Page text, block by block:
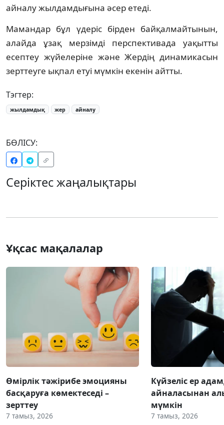
айналу жылдамдығына әсер етеді.
Мамандар бұл үдеріс бірден байқалмайтынын,
алайда ұзақ мерзімді перспективада уақытты
есептеу жүйелеріне және Жердің динамикасын
зерттеуге ықпал етуі мүмкін екенін айтты.
Тэгтер:
жылдамдық жер айналу
БӨЛІСУ:
Серіктес жаңалықтары
Ұқсас мақалалар
Өмірлік тәжірибе эмоцияны
басқаруға көмектеседі –
зерттеу
7 тамыз, 2026
Күйзеліс ер
айналасынан
мүмкін
7 тамыз, 2026